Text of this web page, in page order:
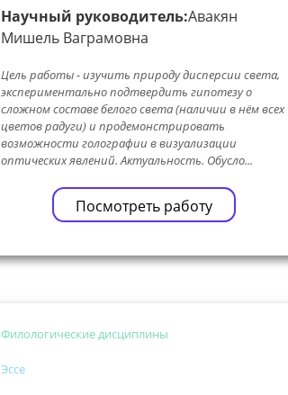
Научный руководитель:Авакян
Мишель Ваграмовна
Цель работы - изучить природу дисперсии света,
экспериментально подтвердить гипотезу о
сложном составе белого света (наличии в нём всех
цветов радуги) и продемонстрировать
возможности голографии в визуализации
оптических явлений. Актуальность. Обусло...
Посмотреть работу
Филологические дисциплины
Эссе